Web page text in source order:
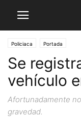
Policiaca Portada
Se
vehículo
Afortunadamente
gravedad.